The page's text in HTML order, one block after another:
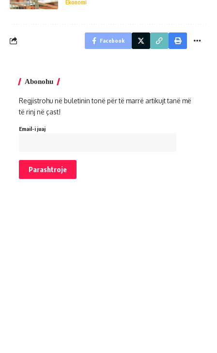
Ekonomi
Facebook
Abonohu
Regjistrohu në buletinin tonë për të marrë artikujt tanë më
të rinj në çast!
Email-i juaj